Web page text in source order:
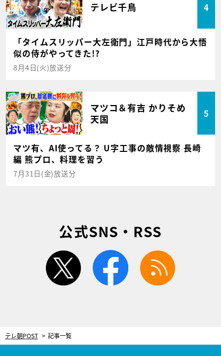
テレビ千鳥 4
「タイムスリッパー大左衛門」江戸時代から大悟
似の侍がやってきた!?
8月4日(火)放送分
マツコ＆有吉 かりそめ
天国
5
マツ有、AI使ってる？ U字工事の敵情視察 長崎
編 熊プロ、料理を習う
7月31日(金)放送分
公式SNS・RSS
twitter facebook
テレ朝POST 記事一覧